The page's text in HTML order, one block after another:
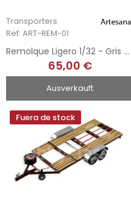
Transporters
Ref: ART-REM-01
Remolque Ligero 1/32 - Gris y Rojo
65,00 €
Ausverkauft
Fuera de stock